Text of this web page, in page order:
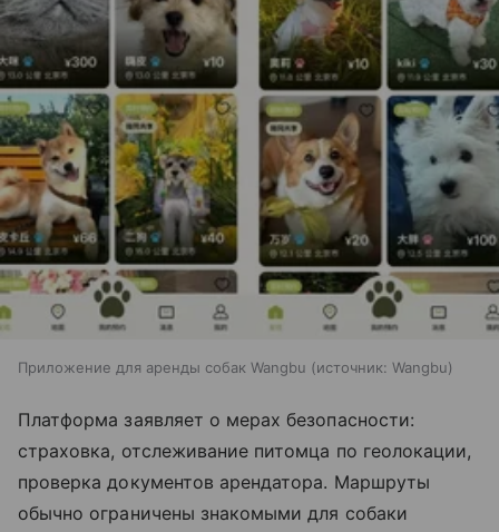
Приложение для аренды собак Wangbu источник: Wangbu
Платформа заявляет о мерах безопасности:
страховка, отслеживание питомца по геолокации,
проверка документов арендатора. Маршруты
обычно ограничены знакомыми для собаки